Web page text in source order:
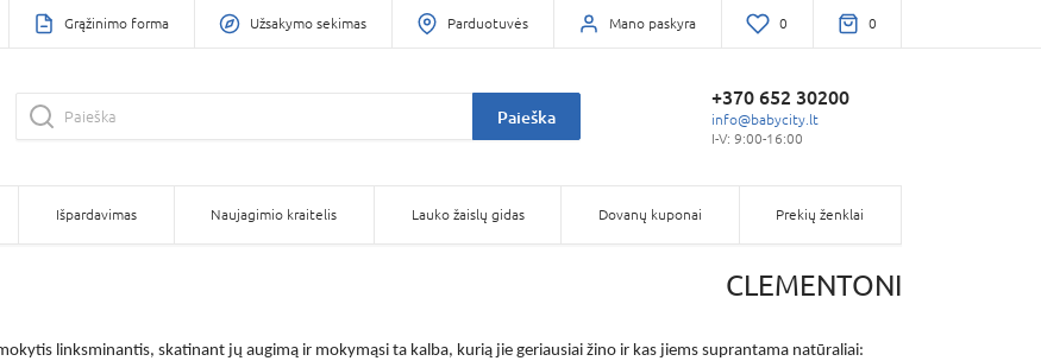
Grąžinimo forma Užsakymo sekimas Parduotuvės Mano paskyra 0 0
Paieška
+370 652 30200
info@babycity.lt
I-V: 9:00-16:00
Išpardavimas Naujagimio kraitelis Lauko žaislų gidas Dovanų kuponai Prekių ženklai
CLEMENTONI
linksminantis, skatinant jų augimą ir mokymąsi ta kalba, kurią jie geriausiai žino ir kas jiems suprantama natūraliai: